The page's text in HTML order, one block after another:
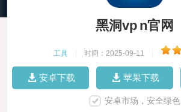
黑洞vp n官网
工具 时间：2025-09-11
安卓下载 苹果下载
安卓市场，安全绿色